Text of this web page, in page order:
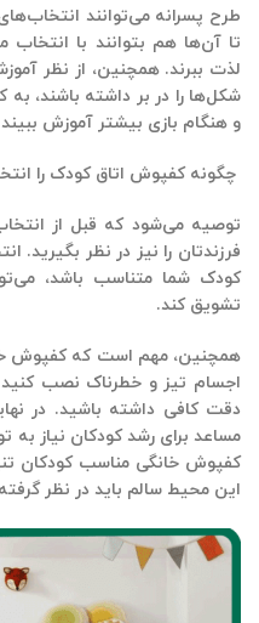
طرح پسرانه می‌توانند
تا آن‌ها هم بتوانند با انتخاب
لذت ببرند. همچنین، از نظر
شکل‌ها را در بر داشته باشند،
و هنگام بازی بیشتر آموزش
چگونه کفپوش اتاق کودک را
توصیه می‌شود که قبل از
فرزندتان را نیز در نظر بگیرید.
کودک شما متناسب باشد،
تشویق کند.
همچنین، مهم است که کفپوش
اجسام تیز و خطرناک نصب کنید
دقت کافی داشته باشید. در
مساعد برای رشد کودکان نیاز به
کفپوش خانگی مناسب کودکان
این محیط سالم باید در نظر